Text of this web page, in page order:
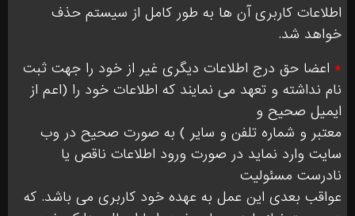
اطلاعات کاربری آن ها به طور کامل از سیستم حذف
خواهد شد.
* اعضا حق درج اطلاعات دیگری غیر از خود را جهت ثبت
نام نداشته و تعهد می نمایند که اطلاعات خود را (اعم از
ایمیل صحیح و
معتبر و شماره تلفن و سایر ) به صورت صحیح در وب
سایت وارد نماید در صورت ورود اطلاعات ناقص یا
نادرست مسئولیت
عواقب بعدی این عمل به عهده خود کاربری می باشد. که